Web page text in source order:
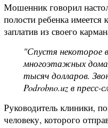
Мошенник говорил
полости ребенка
заплатив из своего
"Спустя некоторое
многоэтажных
тысяч долларов.
Podrobno.uz в
Руководитель клиники,
человеку, которого